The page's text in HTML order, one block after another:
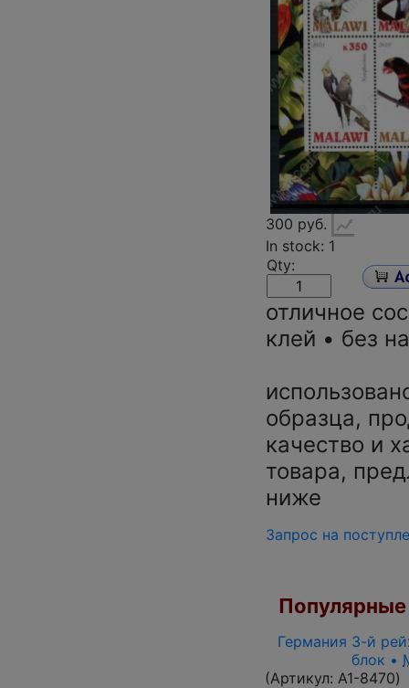
300 руб.
In stock: 1
Qty:
отличное
клей • без
образца,
качество и
товара,
ниже
Запрос на
Германия 3-й
блок •
(Артикул: A1-8470)